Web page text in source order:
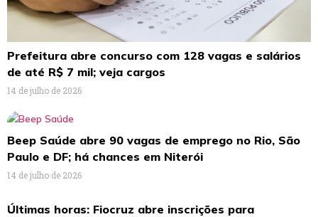
Prefeitura abre concurso com 128 vagas e salários
de até R$ 7 mil; veja cargos
14 de julho de 2026
Beep Saúde abre 90 vagas de emprego no Rio, São
Paulo e DF; há chances em Niterói
14 de julho de 2026
Últimas horas: Fiocruz abre inscrições para